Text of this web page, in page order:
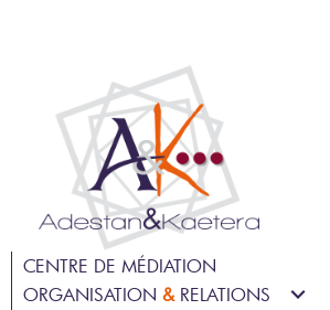
CENTRE DE MÉDIATION
ORGANISATION & RELATIONS